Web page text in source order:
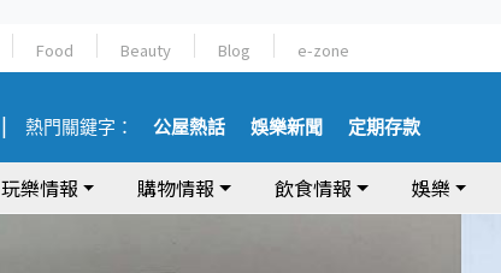
Food Beauty Blog e-zone
熱門關鍵字： 公屋熱話 娛樂新聞 定期存款
玩樂情報 購物情報 飲食情報 娛樂